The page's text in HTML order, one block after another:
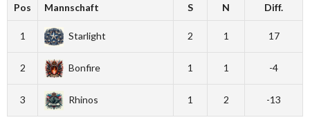
Pos Mannschaft S N Diff.
1 Starlight 2 1 17
2 Bonfire 1 1 -4
3 Rhinos 1 2 -13